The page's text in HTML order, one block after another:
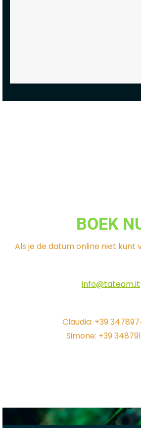
BOEK
Als je de datum online niet kunt
info@tateam.it
Claudia: +39
Simone: +39